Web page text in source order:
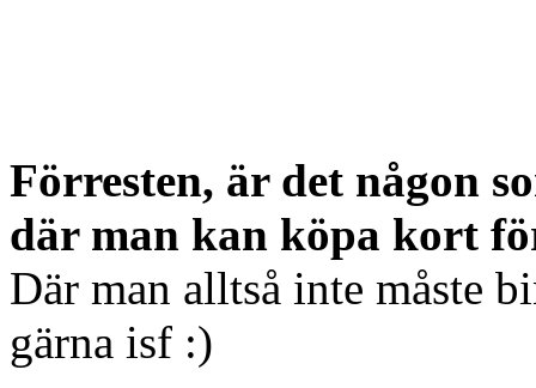
Förresten, är det någon
där man kan köpa kort
Där man alltså inte måste
gärna isf :)